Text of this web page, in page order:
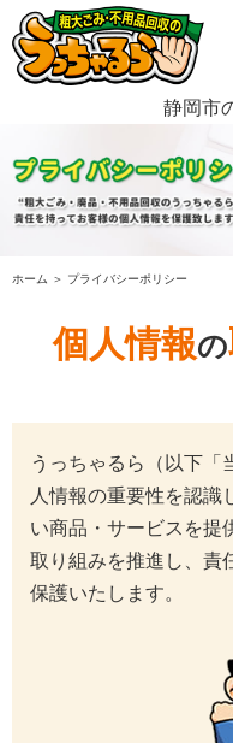
静岡市
ホーム ＞ プライバシーポリシー
個人情報の
うっちゃるら（以下「
人情報の重要性を認識
い商品・サービスを提
取り組みを推進し、責
保護いたします。